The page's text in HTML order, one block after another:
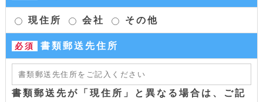
現住所 会社 その他
必須 書類郵送先住所
書類郵送先が「現住所」と異なる場合は、ご記